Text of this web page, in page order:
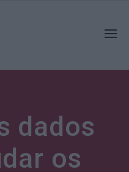
dados
os